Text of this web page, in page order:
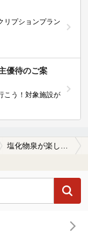
リプションプラン
優待のご案
こう！対象施設が
塩化物泉が楽しめる台温泉の温泉、日帰り温泉、スーパー銭湯おすすめ